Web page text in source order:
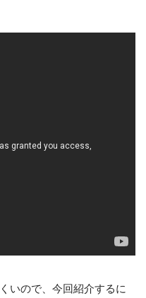
いので、今回紹介するに